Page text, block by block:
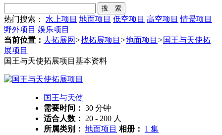
搜 索
热门搜索： 水上项目 地面项目 低空项目 高空项目 情景项目
野外项目 娱乐项目
当前位置： 去拓展网 >找拓展项目 >地面项目 >国王与天使拓
展项目
国王与天使拓展项目基本资料
国王与天使
需要时间： 30 分钟
适合人数：
20 - 200 人
所属类别： 地面项目 相册： 1 集